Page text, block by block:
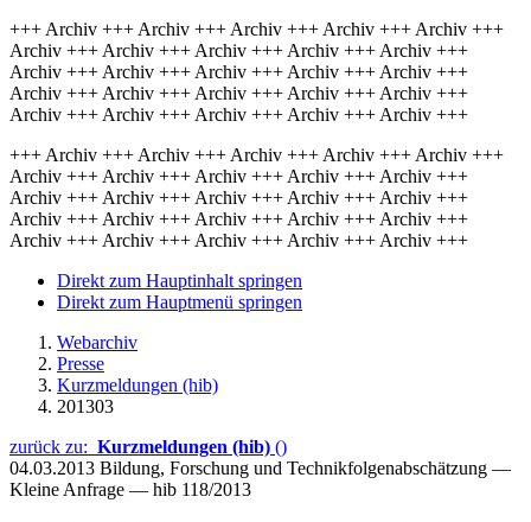
+++ Archiv +++ Archiv +++ Archiv +++ Archiv +++ Archiv +++
Archiv +++ Archiv +++ Archiv +++ Archiv +++ Archiv +++
Archiv +++ Archiv +++ Archiv +++ Archiv +++ Archiv +++
Archiv +++ Archiv +++ Archiv +++ Archiv +++ Archiv +++
Archiv +++ Archiv +++ Archiv +++ Archiv +++ Archiv +++
+++ Archiv +++ Archiv +++ Archiv +++ Archiv +++ Archiv +++
Archiv +++ Archiv +++ Archiv +++ Archiv +++ Archiv +++
Archiv +++ Archiv +++ Archiv +++ Archiv +++ Archiv +++
Archiv +++ Archiv +++ Archiv +++ Archiv +++ Archiv +++
Archiv +++ Archiv +++ Archiv +++ Archiv +++ Archiv +++
Direkt zum Hauptinhalt springen
Direkt zum Hauptmenü springen
Webarchiv
Presse
Kurzmeldungen (hib)
201303
zurück zu: Kurzmeldungen (hib) ()
04.03.2013 Bildung, Forschung und Technikfolgenabschätzung —
Kleine Anfrage — hib 118/2013